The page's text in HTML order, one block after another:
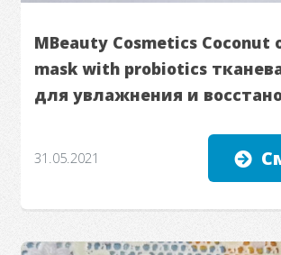
MBeauty Cosmetics Coconut
mask with probiotics
для увлажнения и
31.05.2021